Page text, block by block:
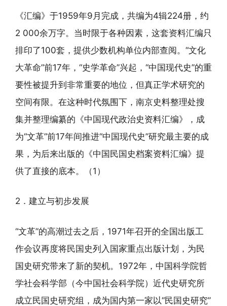
《汇编》于1959年9月完成，共编为4辑224册，约
2 000余万字。当时限于各种因素，这套资料汇编只
排印了100套，提供少数机构单位内部查阅。“文化
大革命”前17年，“史学革命”兴起，“中国现代史”的重
要性被提升到非常重要的地位，但真正学术研究的
空间有限。在这种时代氛围下，南京史料整理处搜
集并整理编纂的《中国现代政治史资料汇编》，成
为“文革”前17年间推进“中国现代史”研究最主要的成
果，为后来出版的《中国民国史档案资料汇编》提
供了直接的底本。（1）
2．建立与初步发展
“文革”的高潮过去之后，1971年召开的全国出版工
作会议再度将民国史列入国家重点出版计划，为民
国史研究带来了新的契机。1972年，中国科学院哲
学社会科学部（今中国社会科学院）近代史研究所
成立民国史研究组，成为国内第一家以“民国史研究”